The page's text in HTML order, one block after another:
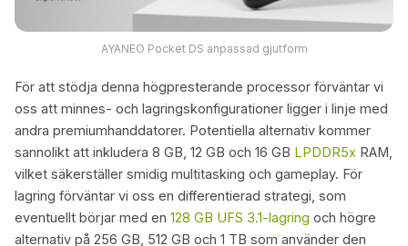
AYANEO Pocket DS anpassad gjutform
För att stödja denna högpresterande processor förväntar vi
oss att minnes- och lagringskonfigurationer ligger i linje med
andra premiumhanddatorer. Potentiella alternativ kommer
sannolikt att inkludera 8 GB, 12 GB och 16 GB LPDDR5x RAM,
vilket säkerställer smidig multitasking och gameplay. För
lagring förväntar vi oss en differentierad strategi, som
eventuellt börjar med en 128 GB UFS 3.1-lagring och högre
alternativ på 256 GB, 512 GB och 1 TB som använder den